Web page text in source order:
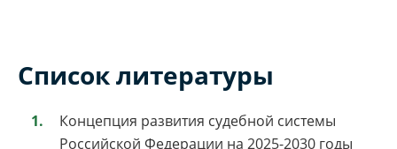
Список литературы
Концепция развития судебной системы
Российской Федерации на 2025-2030 годы